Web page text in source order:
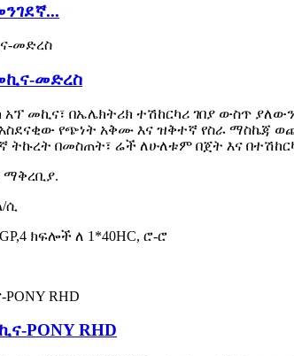
መድረስ
አፕ መኪና፣ በኤሌክትሪክ ተሽከርካሪ ገበያ ውስጥ
የጭነት አቅሙ እና ዝቅተኛ የስራ
ትኩረት በመስጠት፣ ሬች ለሁለቱም በጀት እና
ሲ
ክፍሎች ለ 1*40HC, ሮ-ሮ
PONY RHD